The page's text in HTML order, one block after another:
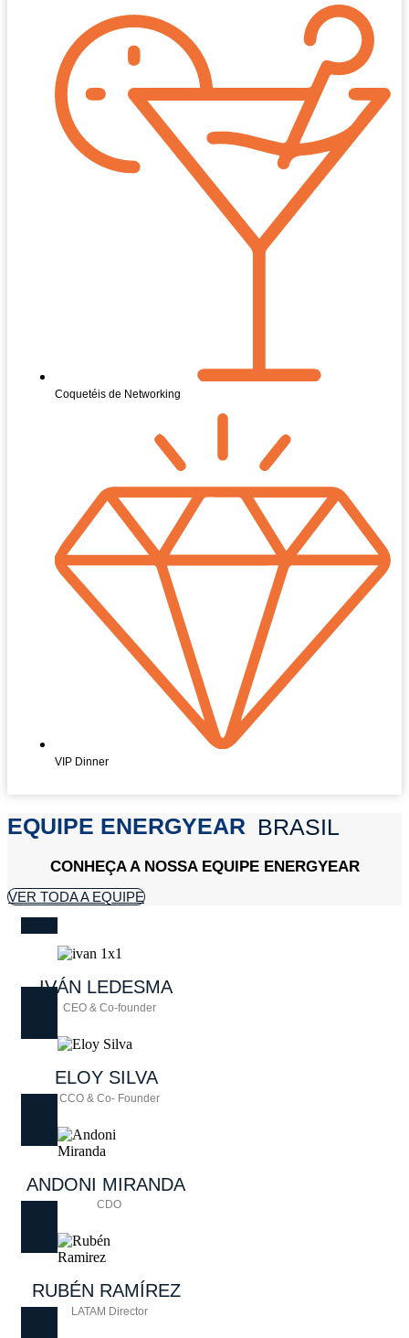
Coquetéis de Networking
VIP Dinner
EQUIPE ENERGYEAR BRASIL
CONHEÇA A NOSSA EQUIPE ENERGYEAR
VER TODA A EQUIPE
IVÁN LEDESMA
CEO & Co-founder
ELOYSILVA
CCO & Co- Founder
ANDONI MIRANDA
CDO
RUBÉN RAMÍREZ
LATAM Director